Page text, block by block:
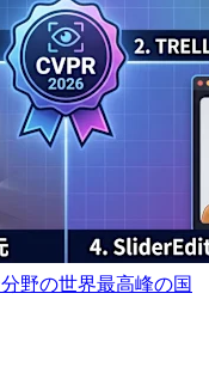
野の世界最高峰の国